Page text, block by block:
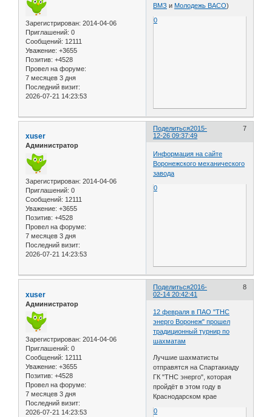
Зарегистрирован: 2014-04-06
Приглашений: 0
Сообщений: 12111
Уважение: +3655
Позитив: +4528
Провел на форуме:
7 месяцев 3 дня
Последний визит:
2026-07-21 14:23:53
ВМЗ и Молодежь ВАСО)
0
Поделиться 7
2015-
12-26 09:37:49
xuser
Администратор
Зарегистрирован: 2014-04-06
Приглашений: 0
Сообщений: 12111
Уважение: +3655
Позитив: +4528
Провел на форуме:
7 месяцев 3 дня
Последний визит:
2026-07-21 14:23:53
Информация на сайте
Воронежского механического
завода
0
Поделиться 8
2016-
02-14 20:42:41
xuser
Администратор
Зарегистрирован: 2014-04-06
Приглашений: 0
Сообщений: 12111
Уважение: +3655
Позитив: +4528
Провел на форуме:
7 месяцев 3 дня
Последний визит:
2026-07-21 14:23:53
12 февраля в ПАО "ТНС
энерго Воронеж" прошел
традиционный турнир по
шахматам
Лучшие шахматисты
отправятся на Спартакиаду
ГК "ТНС энерго", которая
пройдёт в этом году в
Краснодарском крае
0